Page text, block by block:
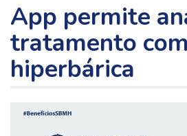
App permite
tratamento
hiperbárica